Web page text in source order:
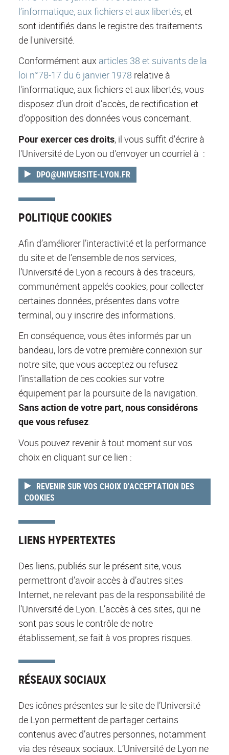
l’informatique, aux fichiers et aux libertés, et
sont identifiés dans le registre des traitements
de l'université.
Conformément aux articles 38 et suivants de la
loi n°78-17 du 6 janvier 1978 relative à
l'informatique, aux fichiers et aux libertés, vous
disposez d’un droit d’accès, de rectification et
d’opposition des données vous concernant.
Pour exercer ces droits, il vous suffit d'écrire à
l'Université de Lyon ou d'envoyer un courriel à :
DPO@UNIVERSITE-LYON.FR
POLITIQUE COOKIES
Afin d’améliorer l’interactivité et la performance
du site et de l’ensemble de nos services,
l’Université de Lyon a recours à des traceurs,
communément appelés cookies, pour collecter
certaines données, présentes dans votre
terminal, ou y inscrire des informations.
En conséquence, vous êtes informés par un
bandeau, lors de votre première connexion sur
notre site, que vous acceptez ou refusez
l’installation de ces cookies sur votre
équipement par la poursuite de la navigation.
Sans action de votre part, nous considérons
que vous refusez.
Vous pouvez revenir à tout moment sur vos
choix en cliquant sur ce lien :
REVENIR SUR VOS CHOIX D'ACCEPTATION DES
COOKIES
LIENS HYPERTEXTES
Des liens, publiés sur le présent site, vous
permettront d’avoir accès à d’autres sites
Internet, ne relevant pas de la responsabilité de
l’Université de Lyon. L’accès à ces sites, qui ne
sont pas sous le contrôle de notre
établissement, se fait à vos propres risques.
RÉSEAUX SOCIAUX
Des icônes présentes sur le site de l’Université
de Lyon permettent de partager certains
contenus avec d’autres personnes, notamment
via des réseaux sociaux. L’Université de Lyon ne